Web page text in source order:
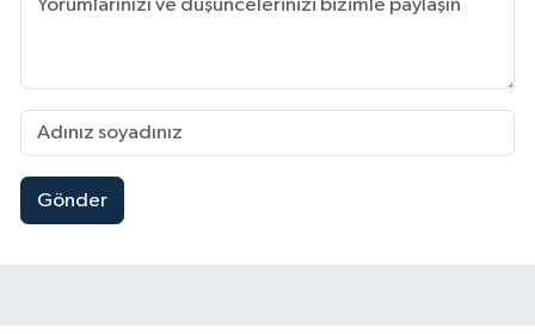
Gönder